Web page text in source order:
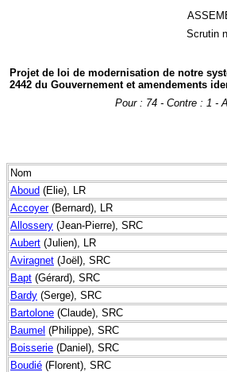
Scrutin
Projet de loi de modernisation de notre
2442 du Gouvernement et amendements
Pour : 74 - Contre : 1 -
Nom
Aboud (Elie), LR
Accoyer(Bernard), LR
Allossery (Jean-Pierre), SRC
Aubert (Julien), LR
Aviragnet (Joël), SRC
Bapt (Gérard), SRC
Bardy (Serge), SRC
Bartolone (Claude), SRC
Baumel (Philippe), SRC
Boisserie (Daniel), SRC
Boudié (Florent), SRC